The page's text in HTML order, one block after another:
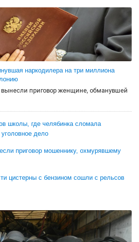
наркодилера на три миллиона
вынесли приговор женщине, обманувшей
школы, где челябинка сломала
дело
приговор мошеннику, охмурявшему
цистерны с бензином сошли с рельсов